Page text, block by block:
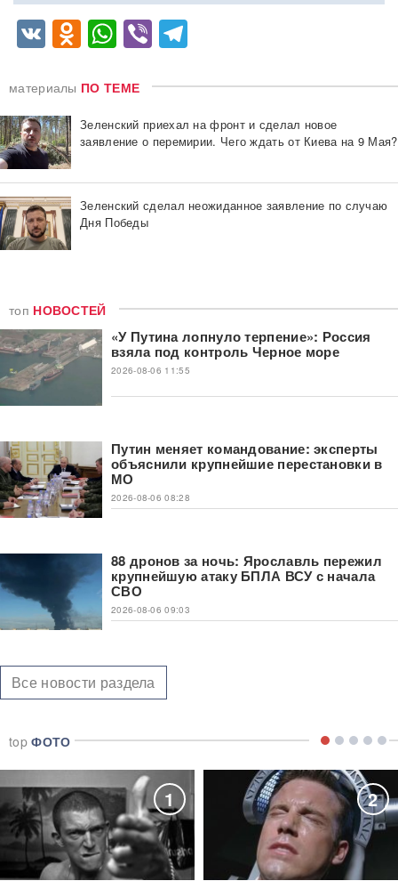
VKOdnoklassniki
WhatsApp
Viber
материалы ПО ТЕМЕ
Зеленский приехал на фронт и сделал новое
заявление о перемирии. Чего ждать от Киева на 9 Мая?
Зеленский сделал неожиданное заявление по случаю
Дня Победы
топ НОВОСТЕЙ
«У Путина лопнуло терпение»: Россия
взяла под контроль Черное море
2026-08-06 11:55
Путин меняет командование: эксперты
объяснили крупнейшие перестановки в
МО
2026-08-06 08:28
88 дронов за ночь: Ярославль пережил
крупнейшую атаку БПЛА ВСУ с начала
СВО
2026-08-06 09:03
Все новости раздела
topФОТО
1 2